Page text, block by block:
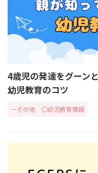
4歳児の発達をグーン
幼児教育のコツ
－その他 〇幼児教育情報